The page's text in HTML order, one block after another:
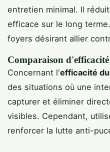
entretien minimal. Il
efficace sur le long
foyers désirant allier
Comparaison d'efficacité
Concernant l'efficacité
des situations où une
capturer et éliminer
visibles. Cependant,
renforcer la lutte anti-